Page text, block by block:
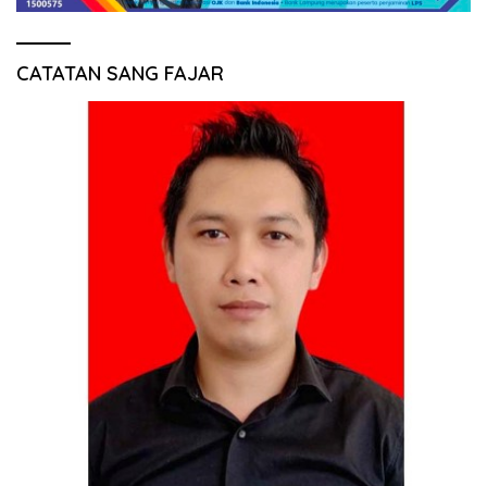
CATATAN SANG FAJAR